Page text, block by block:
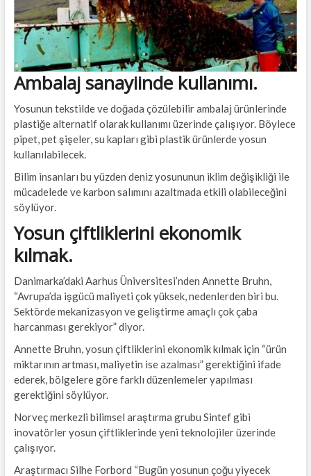
Ambalaj sanayiinde kullanımı.
Yosunun tekstilde ve doğada çözülebilir ambalaj ürünlerinde
plastiğe alternatif olarak kullanımı üzerinde çalışıyor. Böylece
pipet, pet şişeler, su kapları gibi plastik ürünlerde yosun
kullanılabilecek.
Bilim insanları bu yüzden deniz yosununun iklim değişikliği ile
mücadelede ve karbon salımını azaltmada etkili olabileceğini
söylüyor.
Yosun çiftliklerini ekonomik
kılmak.
Danimarka’daki Aarhus Üniversitesi’nden Annette Bruhn,
“Avrupa’da işgücü maliyeti çok yüksek, nedenlerden biri bu.
Sektörde mekanizasyon ve geliştirme amaçlı çok çaba
harcanması gerekiyor” diyor.
Annette Bruhn, yosun çiftliklerini ekonomik kılmak için “ürün
miktarının artması, maliyetin ise azalması” gerektiğini ifade
ederek, bölgelere göre farklı düzenlemeler yapılması
gerektiğini söylüyor.
Norveç merkezli bilimsel araştırma grubu Sintef gibi
inovatörler yosun çiftliklerinde yeni teknolojiler üzerinde
çalışıyor.
Araştırmacı Silhe Forbord “Bugün yosunun çoğu yiyecek